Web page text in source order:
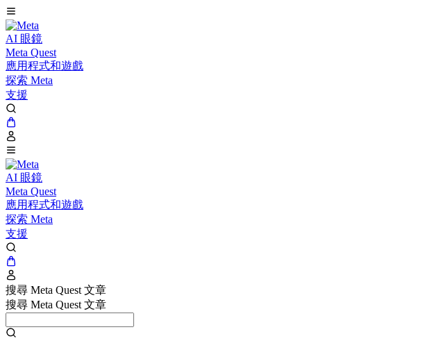
AI 眼鏡
Meta Quest
應用程式和遊戲
探索 Meta
支援
AI 眼鏡
Meta Quest
應用程式和遊戲
探索 Meta
支援
搜尋 Meta Quest 文章
搜尋 Meta Quest 文章